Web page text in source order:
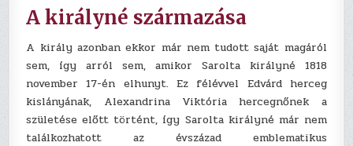
A királyné származása
A király azonban ekkor már nem tudott saját magáról
sem, így arról sem, amikor Sarolta királyné 1818
november 17-én elhunyt. Ez félévvel Edvárd herceg
kislányának, Alexandrina Viktória hercegnőnek a
születése előtt történt, így Sarolta királyné már nem
találkozhatott az évszázad emblematikus